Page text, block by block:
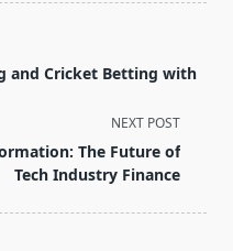
and Cricket Betting with
NEXT POST
The Future of
Tech Industry Finance